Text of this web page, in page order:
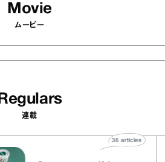
Movie
ムービー
Regulars
連載
36articles